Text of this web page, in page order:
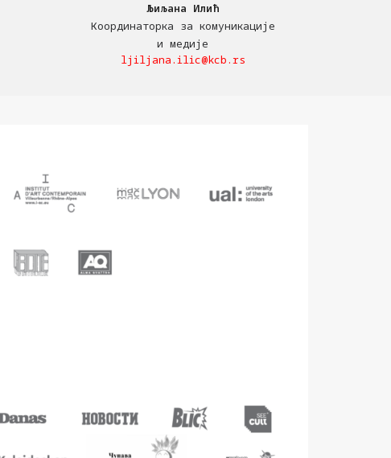
Љиљана Илић
Координаторка за комуникације
и медије
ljiljana.ilic@kcb.rs